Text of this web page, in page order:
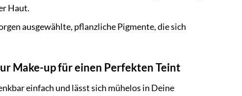
Haut.
ausgewählte, pflanzliche Pigmente, die sich
Make-up für einen Perfekten Teint
einfach und lässt sich mühelos in Deine